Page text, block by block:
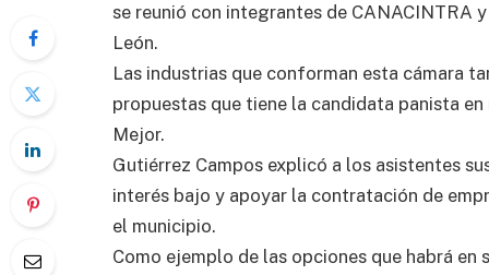
se reunió con integrantes de CANACINTRA
León.
Las industrias que conforman esta cámara
propuestas que tiene la candidata panista
Mejor.
Gutiérrez Campos explicó a los asistentes
interés bajo y apoyar la contratación de
el municipio.
Como ejemplo de las opciones que habrá